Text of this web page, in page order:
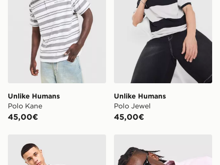
Unlike Humans
Polo Kane
45,00€
Unlike Humans
Polo Jewel
45,00€